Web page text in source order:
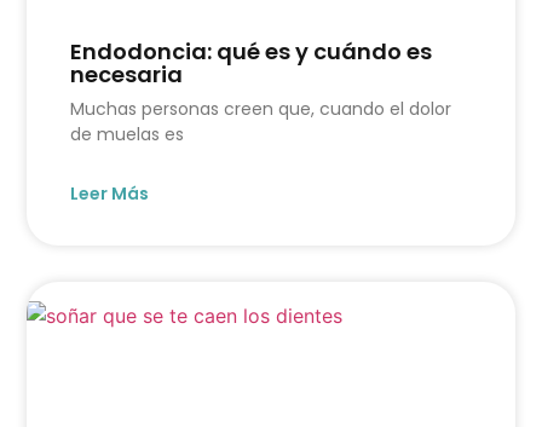
Endodoncia: qué es y cuándo es
necesaria
Muchas personas creen que, cuando el dolor
de muelas es
Leer Más